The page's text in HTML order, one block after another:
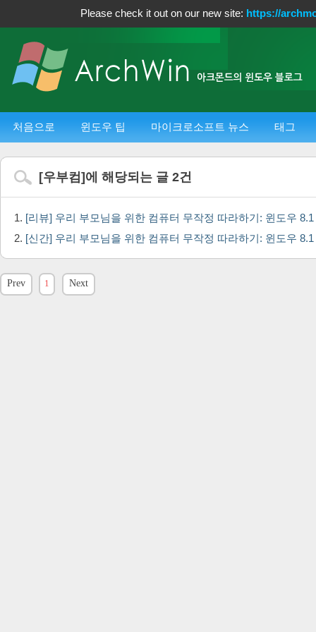
Please check it out on our new site: https://
처음으로 윈도우 팁 마이크로소프트 뉴스 태그
[우부컴 ]에 해당되는 글 2건
[리뷰] 우리 부모님을 위한 컴퓨터 무작정 따라하기: 윈도우 8.1
[신간] 우리 부모님을 위한 컴퓨터 무작정 따라하기: 윈도우 8.1
Prev 1 Next